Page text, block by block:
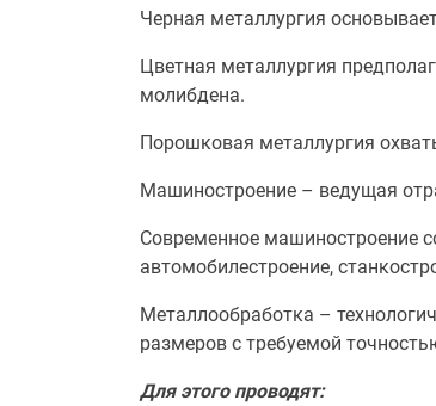
Черная металлургия
Цветная металлургия
молибдена.
Порошковая металлургия
Машиностроение – ведущая
Современное машиностроение
автомобилестроение,
Металлообработка –
размеров с требуемой
Для этого проводят: